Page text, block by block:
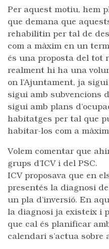
Per aquest motiu, hem
que demana que
rehabilitin per tal de
com a màxim en un
és una proposta del tot
realment hi ha una
on l’Ajuntament, ja
sigui amb subvencions
sigui amb plans
habitatges per tal que
habitar-los com a
Volem comentar que
grups d’ICV i del PSC.
ICV proposava que en
presentés la diagnosi
un pla d’inversió. En
la diagnosi ja existeix i
que cal és planificar
calendari s’actua sobre